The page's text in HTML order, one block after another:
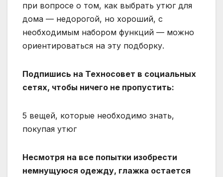
при вопросе о том, как выбрать утюг для
дома — недорогой, но хороший, с
необходимым набором функций — можно
ориентироваться на эту подборку.
Подпишись на Техносовет в социальных
сетях, чтобы ничего не пропустить:
5 вещей, которые необходимо знать,
покупая утюг
Несмотря на все попытки изобрести
немнущуюся одежду, глажка остается